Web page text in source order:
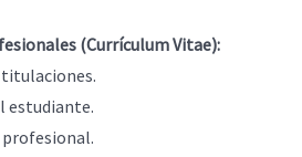
(Currículum Vitae):
estudiante.
profesional.